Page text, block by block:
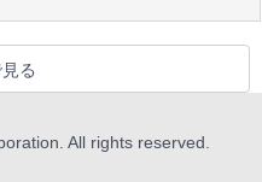
る
All rights reserved.